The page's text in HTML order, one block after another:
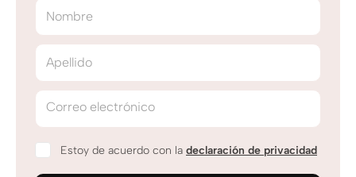
Nombre
Apellido
Correo electrónico
Estoy de acuerdo con la declaración de privacidad